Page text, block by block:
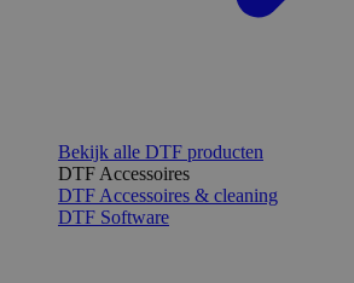
Bekijk alle DTF producten
DTF Accessoires
DTF Accessoires & cleaning
DTF Software